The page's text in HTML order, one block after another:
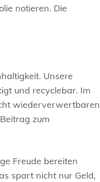
notieren. Die
Unsere
und recyclebar. Im
wiederverwertbaren
zum
Freude bereiten
spart nicht nur Geld,